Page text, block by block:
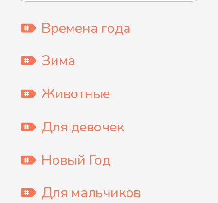
Времена года
Зима
Животные
Для девочек
Новый Год
Для мальчиков